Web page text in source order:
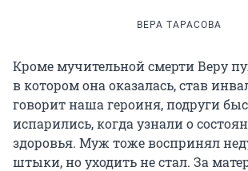
ВЕРА ТАРАСОВА
Кроме мучительной смерти Веру
в котором она оказалась, став
говорит наша героиня, подруги
испарились, когда узнали о
здоровья. Муж тоже воспринял
штыки, но уходить не стал. За